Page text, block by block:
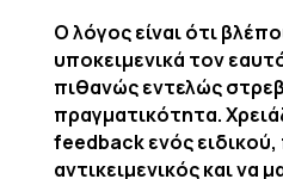
Ο λόγος είναι ότι
υποκειμενικά τον
πιθανώς εντελώς
πραγματικότητα.
feedbackενός ειδικού,
αντικειμενικός και να